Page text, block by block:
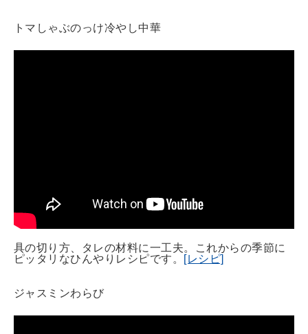
トマしゃぶのっけ冷やし中華
具の切り方、タレの材料に一工夫。これからの季節に
ピッタリなひんやりレシピです。
[レシピ]
ジャスミンわらび